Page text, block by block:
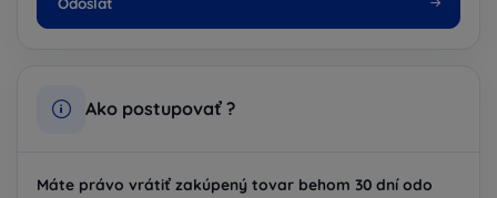
Ako postupovať ?
Máte právo vrátiť zakúpený tovar behom 30 dní odo